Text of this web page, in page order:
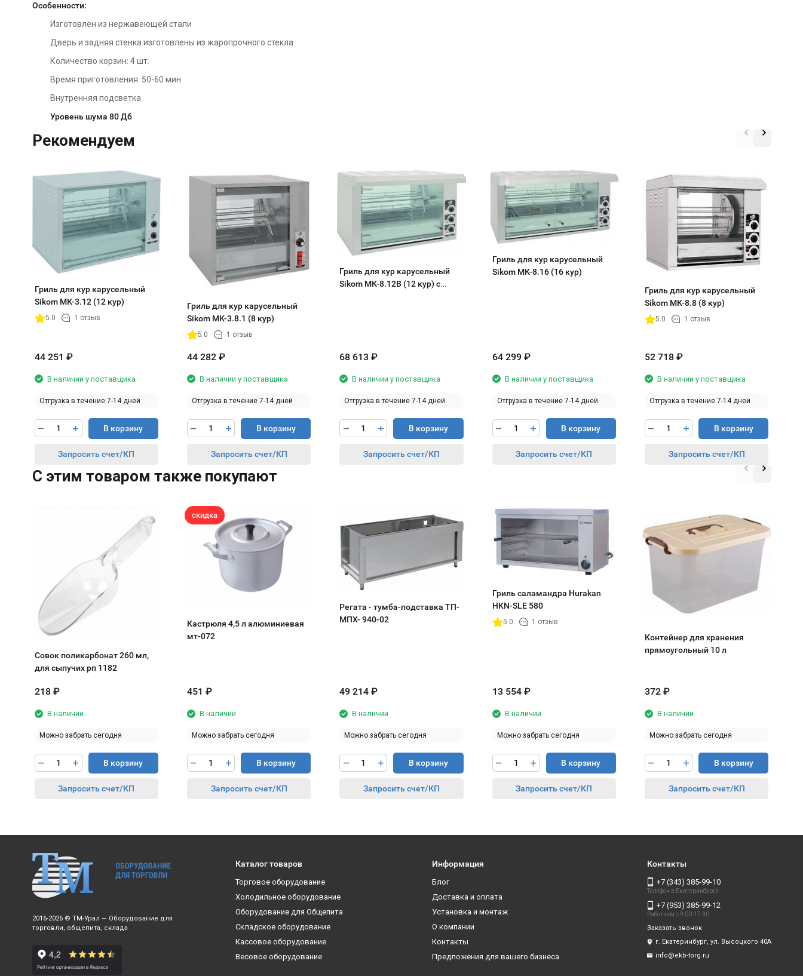
Особенности:
Изготовлен из нержавеющей стали
Дверь и задняя стенка изготовлены из жаропрочного стекла
Количество корзин: 4 шт.
Время приготовления: 50-60 мин.
Внутренняя подсветка
Уровень шума 80 Дб
Рекомендуем
Гриль для кур карусельный
Sikom МК-3.12 (12 кур)
5.0 1 отзыв
44 251 ₽
В наличии у поставщика
Отгрузка в течение 7-14 дней
В корзину
Запросить счет/КП
Гриль для кур карусельный
Sikom МК-3.8.1 (8 кур)
5.0 1 отзыв
44 282 ₽
В наличии у поставщика
Отгрузка в течение 7-14 дней
В корзину
Запросить счет/КП
Гриль для кур карусельный
Sikom МК-8.12В (12 кур) с
68 613 ₽
В наличии у поставщика
Отгрузка в течение 7-14 дней
В корзину
Запросить счет/КП
Гриль для кур карусельный
Sikom МК-8.16 (16 кур)
64 299 ₽
В наличии у поставщика
Отгрузка в течение 7-14 дней
В корзину
Запросить счет/КП
Гриль для кур карусельный
Sikom МК-8.8 (8 кур)
5.0 1 отзыв
52 718 ₽
В наличии у поставщика
Отгрузка в течение 7-14 дней
В корзину
Запросить счет/КП
C этим товаром также покупают
Совок поликарбонат 260 мл,
для сыпучих рп 1182
218 ₽
В наличии
Можно забрать сегодня
В корзину
Запросить счет/КП
скидка
Кастрюля 4,5 л алюминиевая
мт-072
451 ₽
В наличии
Можно забрать сегодня
В корзину
Запросить счет/КП
Регата - тумба-подставка ТП-
МПХ- 940-02
49 214 ₽
В наличии
Можно забрать сегодня
В корзину
Запросить счет/КП
Гриль саламандра Hurakan
HKN-SLЕ 580
5.0 1 отзыв
13 554 ₽
В наличии
Можно забрать сегодня
В корзину
Запросить счет/КП
Контейнер для хранения
прямоугольный 10 л
372 ₽
В наличии
Можно забрать сегодня
В корзину
Запросить счет/КП
2016-2026 © ТМ-Урал — Оборудование для
торговли, общепита, склада
Каталог товаров
Торговое оборудование
Холодильное оборудование
Оборудование для Общепита
Складское оборудование
Кассовое оборудование
Весовое оборудование
Информация
Блог
Доставка и оплата
Установка и монтаж
О компании
Контакты
Предложения для вашего бизнеса
Контакты
+7 (343) 385-99-10
Телефон в Екатеринбурге
+7 (953) 385-99-12
Работаем с 9:00-17:30
Заказать звонок
г. Екатеринбург, ул. Высоцкого 40А
info@ekb-torg.ru